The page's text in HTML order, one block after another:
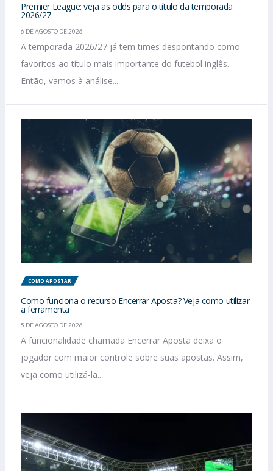
Premier League: veja as odds para o título da temporada
2026/27
6 DE AGOSTO DE 2026
A temporada 2026/27 já tem times despontando como
favoritos ao título mais importante do futebol inglês.
Então, vamos à análise...
COMO APOSTAR
Como funciona o recurso Encerrar Aposta? Veja como utilizar
a ferramenta
5 DE AGOSTO DE 2026
A funcionalidade chamada Encerrar Aposta deixa o
jogador com maior controle sobre suas apostas. Assim,
veja como utilizá-la....